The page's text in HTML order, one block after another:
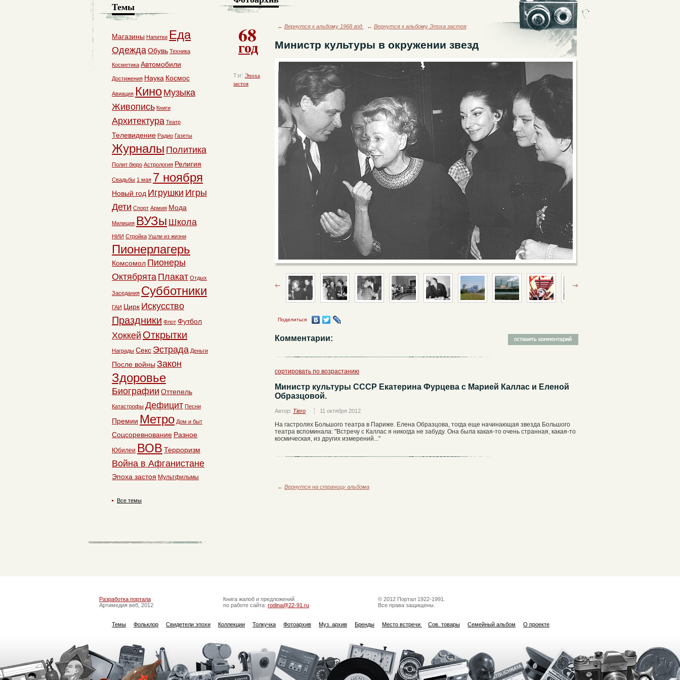
68
год
Тэг: Эпоха
застоя
← Вернутся к альбому 1968 год ← Вернутся к альбому Эпоха застоя
Министр культуры в окружении звезд
Поделиться
Комментарии:
сортировать по возрастанию
Министр культуры СССР Екатерина Фурцева с Марией Каллас и Еленой
Образцовой.
Автор: Tiero 11 октября 2012
На гастролях Большого театра в Париже. Елена Образцова, тогда еще начинающая звезда Большого
театра вспоминала: "Встречу с Каллас я никогда не забуду. Она была какая-то очень странная, какая-то
космическая, из других измерений..."
← Вернутся на страницу альбома
Темы
Магазины Напитки Еда
ОдеждаОбувь Техника
Косметика Автомобили
Достижения Наука Космос
Авиация Кино Музыка
Живопись Книги
Архитектура Театр
Телевидение Радио Газеты
Журналы Политика
Полит бюро Астрология Религия
Свадьбы 1 мая 7 ноября
Новый год Игрушки Игры
Дети Спорт Армия Мода
Милиция ВУЗы Школа
НИИ Стройка Ушли из жизни
Пионерлагерь
Комсомол Пионеры
Октябрята Плакат Отдых
Заседания Субботники
ГАИ Цирк Искусство
Праздники Флот Футбол
Хоккей Открытки
Награды Секс Эстрада Деньги
После войны Закон
Здоровье
Биографии Оттепель
Катастрофы Дефицит Песни
Премии Метро Дом и быт
Соцсоревнование Разное
Юбилеи ВОВ Терроризм
Война в Афганистане
Эпоха застоя Мультфильмы
Все темы
Разработка портала
Артимедия веб, 2012
Книга жалоб и предложений
по работе сайта: rodina@22-91.ru
© 2012 Портал 1922-1991.
Все права защищены.
Темы Фольклор Свидетели эпохи Коллекции Толкучка Фотоархив Муз. архив Бренды Место встречи Сов. товары Семейный альбом О проекте